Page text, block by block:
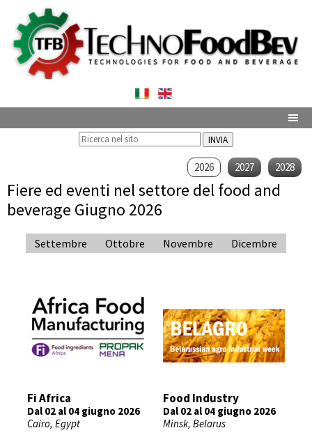
INVIA
2026 2027 2028
Fiere ed eventi nel settore del food and
beverage Giugno 2026
Settembre Ottobre Novembre Dicembre
Fi Africa
Dal 02 al 04 giugno 2026
Cairo, Egypt
Food Industry
Dal 02 al 04 giugno 2026
Minsk, Belarus